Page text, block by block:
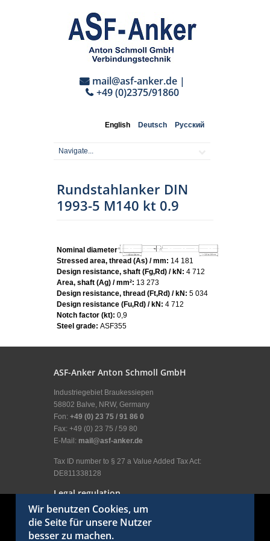
mail@asf-anker.de|
+49 (0)2375/91860
English Deutsch Русский
Rundstahlanker DIN
1993-5 M140 kt 0.9
Nominal diameter: M140
Stressed area, thread (As) / mm: 14 181
Design resistance, shaft (Fg,Rd) / kN: 4 712
Area, shaft (Ag) / mm²: 13 273
Design resistance, thread (Ft,Rd) / kN: 5 034
Design resistance (Fu,Rd) / kN: 4 712
Notch factor (kt): 0,9
Steel grade: ASF355
ASF-Anker Anton Schmoll GmbH
Industriegebiet Braukessiepen
58802 Balve, NRW, Germany
Fon: +49 (0) 23 75 / 91 86 0
Fax: +49 (0) 23 75 / 59 80
E-Mail: mail@asf-anker.de
Tax ID number to § 27 a Value Added Tax Act:
DE811338128
Legal regulation
Legal Disclosure
General terms and conditions
Terms of use
Wir benutzen Cookies, um
die Seite für unsere Nutzer
besser zu machen.